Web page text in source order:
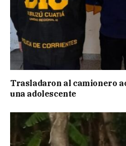
Trasladaron al camionero
una adolescente